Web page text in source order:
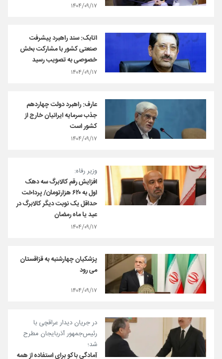
۱۴۰۴/۰۹/۱۷
اتابک: سند راهبرد پیشرفت
صنعتی کشور با مشارکت بخش
خصوصی به تصویب رسید
۱۴۰۴/۰۹/۱۷
عارف: راهبرد دولت چهاردهم
جذب سرمایه ایرانیان خارج از
کشور است
۱۴۰۴/۰۹/۱۷
وزیر رفاه:
افزایش رقم کالابرگ سه دهک
اول به ۶۲۰ هزارتومان/ پرداخت
حداقل یک نوبت دیگر کالابرگ در
عید یا ماه رمضان
۱۴۰۴/۰۹/۱۷
پزشکیان چهارشنبه به قزاقستان
می رود
۱۴۰۴/۰۹/۱۷
در جریان دیدار عراقچی با
رئیس‌جمهور آذربایجان مطرح
شد؛
آمادگی باکو برای استفاده از همه